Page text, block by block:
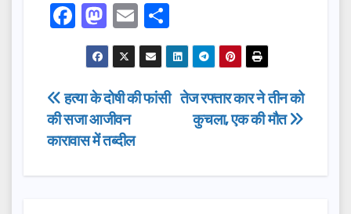
F
a
c
e
b
o
M
a
st
o
d
o
E
m
ail
h
ar
e
Post
navigation
तेज रफ्तार कार ने तीन को
कुचला, एक की मौत
हत्या के दोषी की फांसी
की सजा आजीवन
कारावास में तब्दील